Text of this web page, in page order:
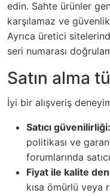
edin. Sahte ürünler
karşılamaz ve
Ayrıca üretici
seri numarası
Satın alma
İyi bir alışveriş
Satıcı güvenilirliği:
politikası ve
forumlarında
Fiyat ile kalite
kısa ömürlü veya